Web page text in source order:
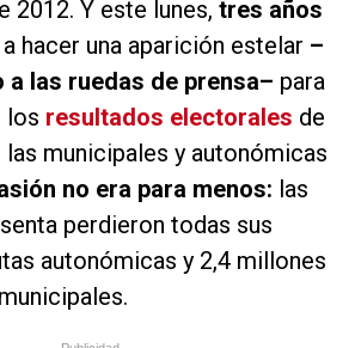
2012. Y este lunes, tres años
hacer una aparición estelar –
a las ruedas de prensa– para
los resultados electorales de
municipales y autonómicas
no era para menos: las
perdieron todas sus
autonómicas y 2,4 millones